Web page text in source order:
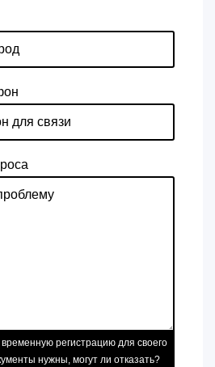
временную регистрацию для своего
нужны, могут ли отказать?